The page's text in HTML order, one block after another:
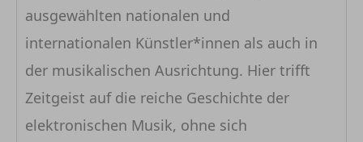
ausgewählten nationalen und
internationalen Künstler*innen als auch in
der musikalischen Ausrichtung. Hier trifft
Zeitgeist auf die reiche Geschichte der
elektronischen Musik, ohne sich